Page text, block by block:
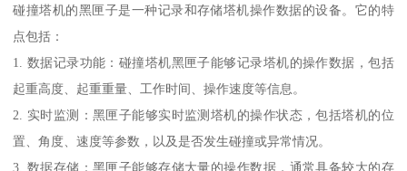
碰撞塔机的黑匣子是一种记录和存储塔机操作数据的设备。它的特
点包括：
1. 数据记录功能：碰撞塔机黑匣子能够记录塔机的操作数据，包括
起重高度、起重重量、工作时间、操作速度等信息。
2. 实时监测：黑匣子能够实时监测塔机的操作状态，包括塔机的位
置、角度、速度等参数，以及是否发生碰撞或异常情况。
3. 数据存储：黑匣子能够存储大量的操作数据，通常具备较大的存